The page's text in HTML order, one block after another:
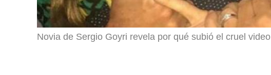
Novia de Sergio Goyri revela por qué subió el cruel video